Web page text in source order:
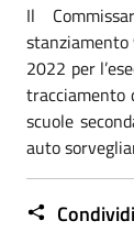
Il
2022 per
tracciamento
scuole
auto